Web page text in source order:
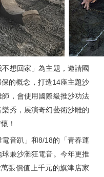
想回家」為主題，邀請國
的概念，打造14座主題沙
，會使用國際級推沙功法
秀，展演奇幻藝術沙雕的
！
趴」和8/18的「青春運
兼沙灘狂電音。今年更推
張價值上千元的旗津店家